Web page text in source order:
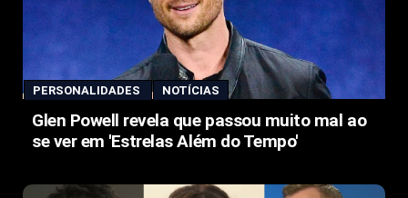
PERSONALIDADES NOTÍCIAS
Glen Powell revela que passou muito mal ao
se ver em 'Estrelas Além do Tempo'